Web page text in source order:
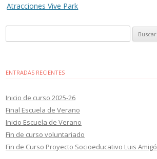
de
Atracciones Vive Park
ENTRADAS RECIENTES
Inicio de curso 2025-26
Final Escuela de Verano
Inicio Escuela de Verano
Fin de curso voluntariado
Fin de Curso Proyecto Socioeducativo Luis Amigó